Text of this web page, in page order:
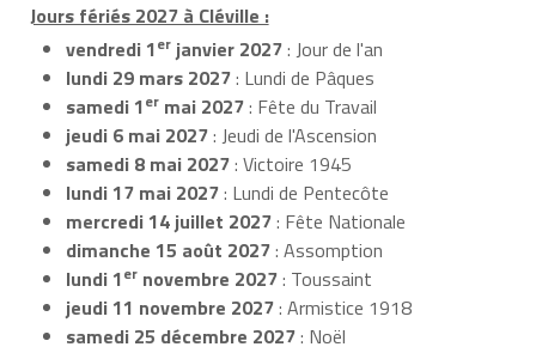
Jours fériés 2027 à Cléville :
vendredi 1er janvier 2027: Jour de l'an
lundi 29 mars 2027: Lundi de Pâques
samedi 1er mai 2027: Fête du Travail
jeudi 6 mai 2027: Jeudi de l'Ascension
samedi 8 mai 2027: Victoire 1945
lundi 17 mai 2027: Lundi de Pentecôte
mercredi 14 juillet 2027: Fête Nationale
dimanche 15 août 2027: Assomption
lundi 1er novembre 2027: Toussaint
jeudi 11 novembre 2027: Armistice 1918
samedi 25 décembre 2027: Noël